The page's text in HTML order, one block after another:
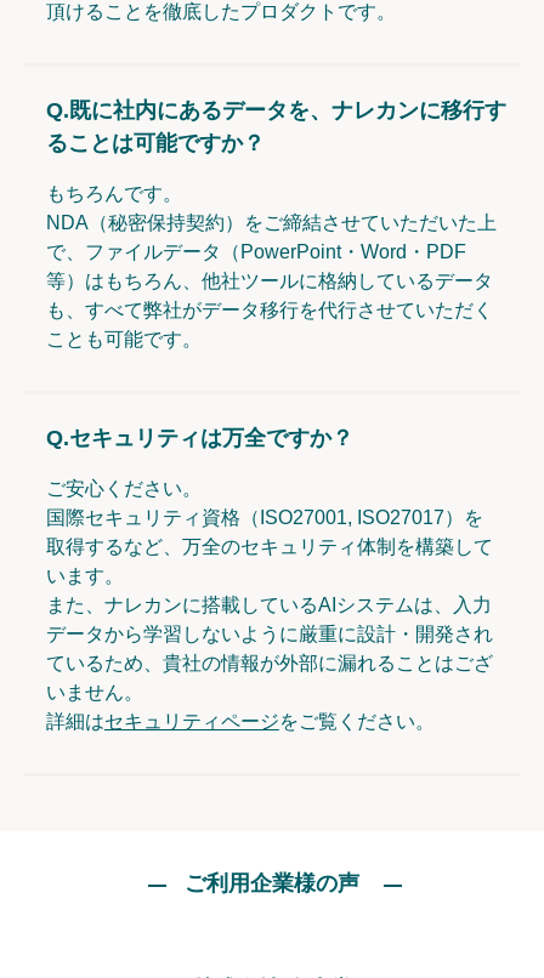
頂けることを徹底したプロダクトです。
Q.既に社内にあるデータを、ナレカンに移行す
ることは可能ですか？
もちろんです。
NDA（秘密保持契約）をご締結させていただいた上
で、ファイルデータ（PowerPoint・Word・PDF
等）はもちろん、他社ツールに格納しているデータ
も、すべて弊社がデータ移行を代行させていただく
ことも可能です。
Q.セキュリティは万全ですか？
ご安心ください。
国際セキュリティ資格（ISO27001, ISO27017）を
取得するなど、万全のセキュリティ体制を構築して
います。
また、ナレカンに搭載しているAIシステムは、入力
データから学習しないように厳重に設計・開発され
ているため、貴社の情報が外部に漏れることはござ
いません。
詳細はセキュリティページをご覧ください。
ご利用企業様の声